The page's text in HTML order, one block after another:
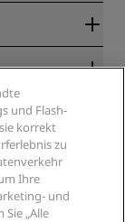
und Flash-
korrekt
zu
Ihre
und
„Alle